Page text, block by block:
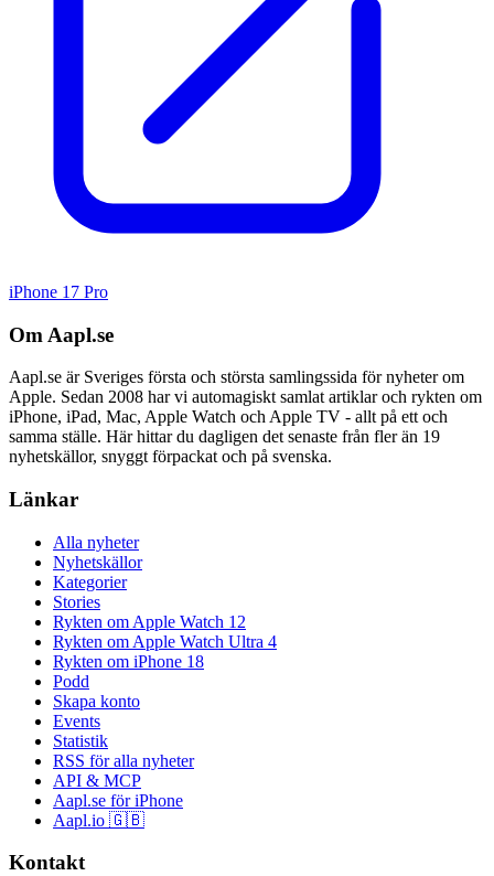
iPhone 17 Pro
Om Aapl.se
Aapl.se är Sveriges första och största samlingssida för nyheter om
Apple. Sedan 2008 har vi automagiskt samlat artiklar och rykten om
iPhone, iPad, Mac, Apple Watch och Apple TV - allt på ett och
samma ställe. Här hittar du dagligen det senaste från fler än 19
nyhetskällor, snyggt förpackat och på svenska.
Länkar
Alla nyheter
Nyhetskällor
Kategorier
Stories
Rykten om Apple Watch 12
Rykten om Apple Watch Ultra 4
Rykten om iPhone 18
Podd
Skapa konto
Events
Statistik
RSS för alla nyheter
API & MCP
Aapl.se för iPhone
Aapl.io 🇬🇧
Kontakt